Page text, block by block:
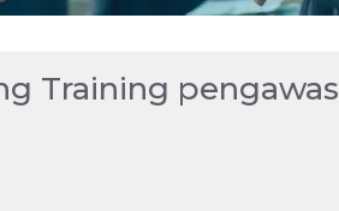
Training pengawas